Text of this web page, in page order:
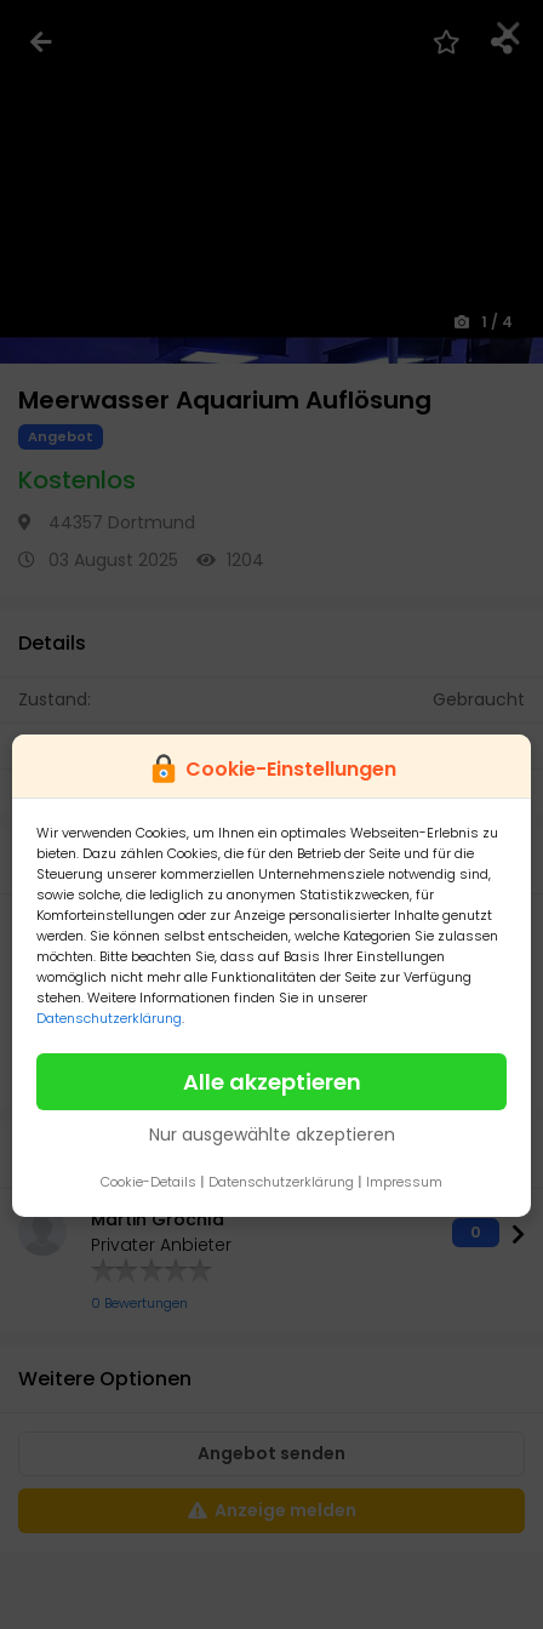
Cookie-Einstellungen
Wir verwenden Cookies, um Ihnen ein optimales Webseiten-Erlebnis zu
bieten. Dazu zählen Cookies, die für den Betrieb der Seite und für die
Steuerung unserer kommerziellen Unternehmensziele notwendig sind,
sowie solche, die lediglich zu anonymen Statistikzwecken, für
Komforteinstellungen oder zur Anzeige personalisierter Inhalte genutzt
werden. Sie können selbst entscheiden, welche Kategorien Sie zulassen
möchten. Bitte beachten Sie, dass auf Basis Ihrer Einstellungen
womöglich nicht mehr alle Funktionalitäten der Seite zur Verfügung
stehen. Weitere Informationen finden Sie in unserer
Datenschutzerklärung.
Alle akzeptieren
Nur ausgewählte akzeptieren
Cookie-Details | Datenschutzerklärung | Impressum
1 / 4
Meerwasser Aquarium Auflösung
Angebot
Kostenlos
44357 Dortmund
03 August 2025
1204
Details
Zustand:
Gebraucht
Zahlen mit PayPal:
Ja, akzeptiere PayPal
Beschreibung
Diverse Korallen, Fische, Wirbellose
Am besten vorbeikommen und aussuchen
Kein Versand
Martin Grochla
Privater Anbieter
0 Bewertungen
0
Weitere Optionen
Angebot senden
Anzeige melden